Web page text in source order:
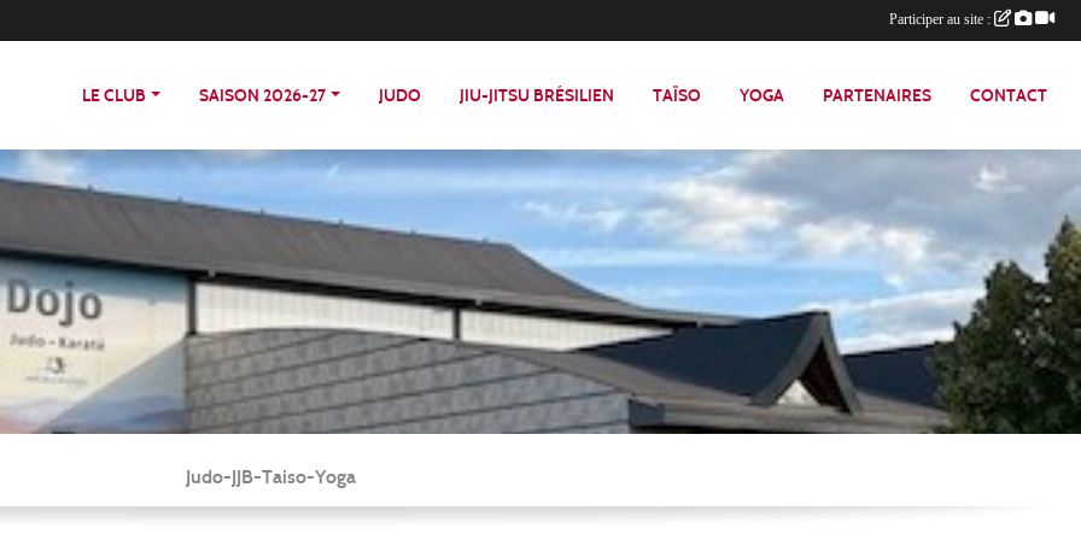
LE CLUB SAISON 2026-27 JUDO JIU-JITSU BRÉSILIEN TAÏSO YOGA PARTENAIRES CONTACT
Judo-JJB-Taiso-Yoga
Participer au site :